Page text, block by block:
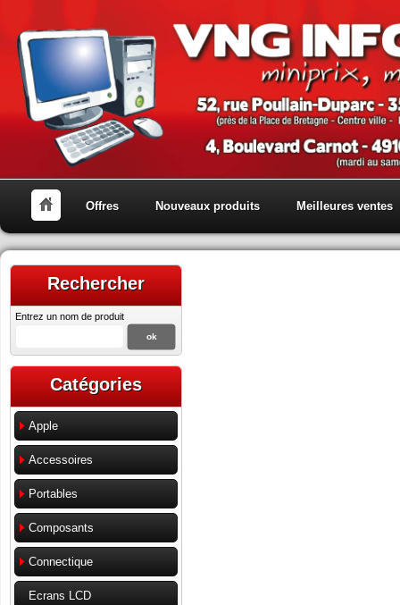
Offres Nouveaux produits Meilleures ventes
Rechercher
Entrez un nom de produit
Catégories
Apple
Accessoires
Portables
Composants
Connectique
Ecrans LCD